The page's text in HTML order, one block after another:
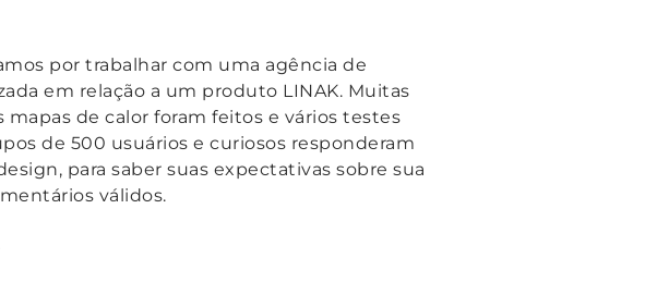
por trabalhar com uma agência de
em relação a um produto LINAK. Muitas
de calor foram feitos e vários testes
de 500 usuários e curiosos responderam
para saber suas expectativas sobre sua
válidos.